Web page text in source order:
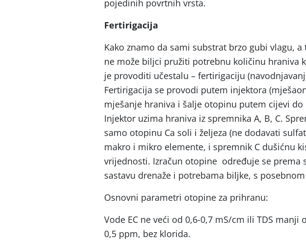
pojedinih povrtnih vrsta.
Fertirigacija
Kako znamo da sami substrat brzo gubi vlagu,
ne može biljci pružiti potrebnu količinu hraniva
je provoditi učestalu – fertirigaciju
Fertirigacija se provodi putem injektora
mješanje hraniva i šalje otopinu putem cijevi do
Injektor uzima hraniva iz spremnika A, B, C.
samo otopinu Ca soli i željeza (ne dodavati
makro i mikro elemente, i spremnik C dušićnu
vrijednosti. Izračun otopine određuje se prema
sastavu drenaže i potrebama biljke, s
Osnovni parametri otopine za prihranu:
Vode EC ne veći od 0,6-0,7 mS/cm ili TDS manji
0,5 ppm, bez klorida.